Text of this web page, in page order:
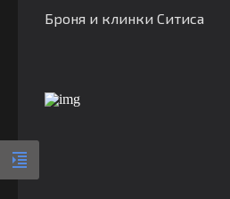
Броня и клинки Ситиса